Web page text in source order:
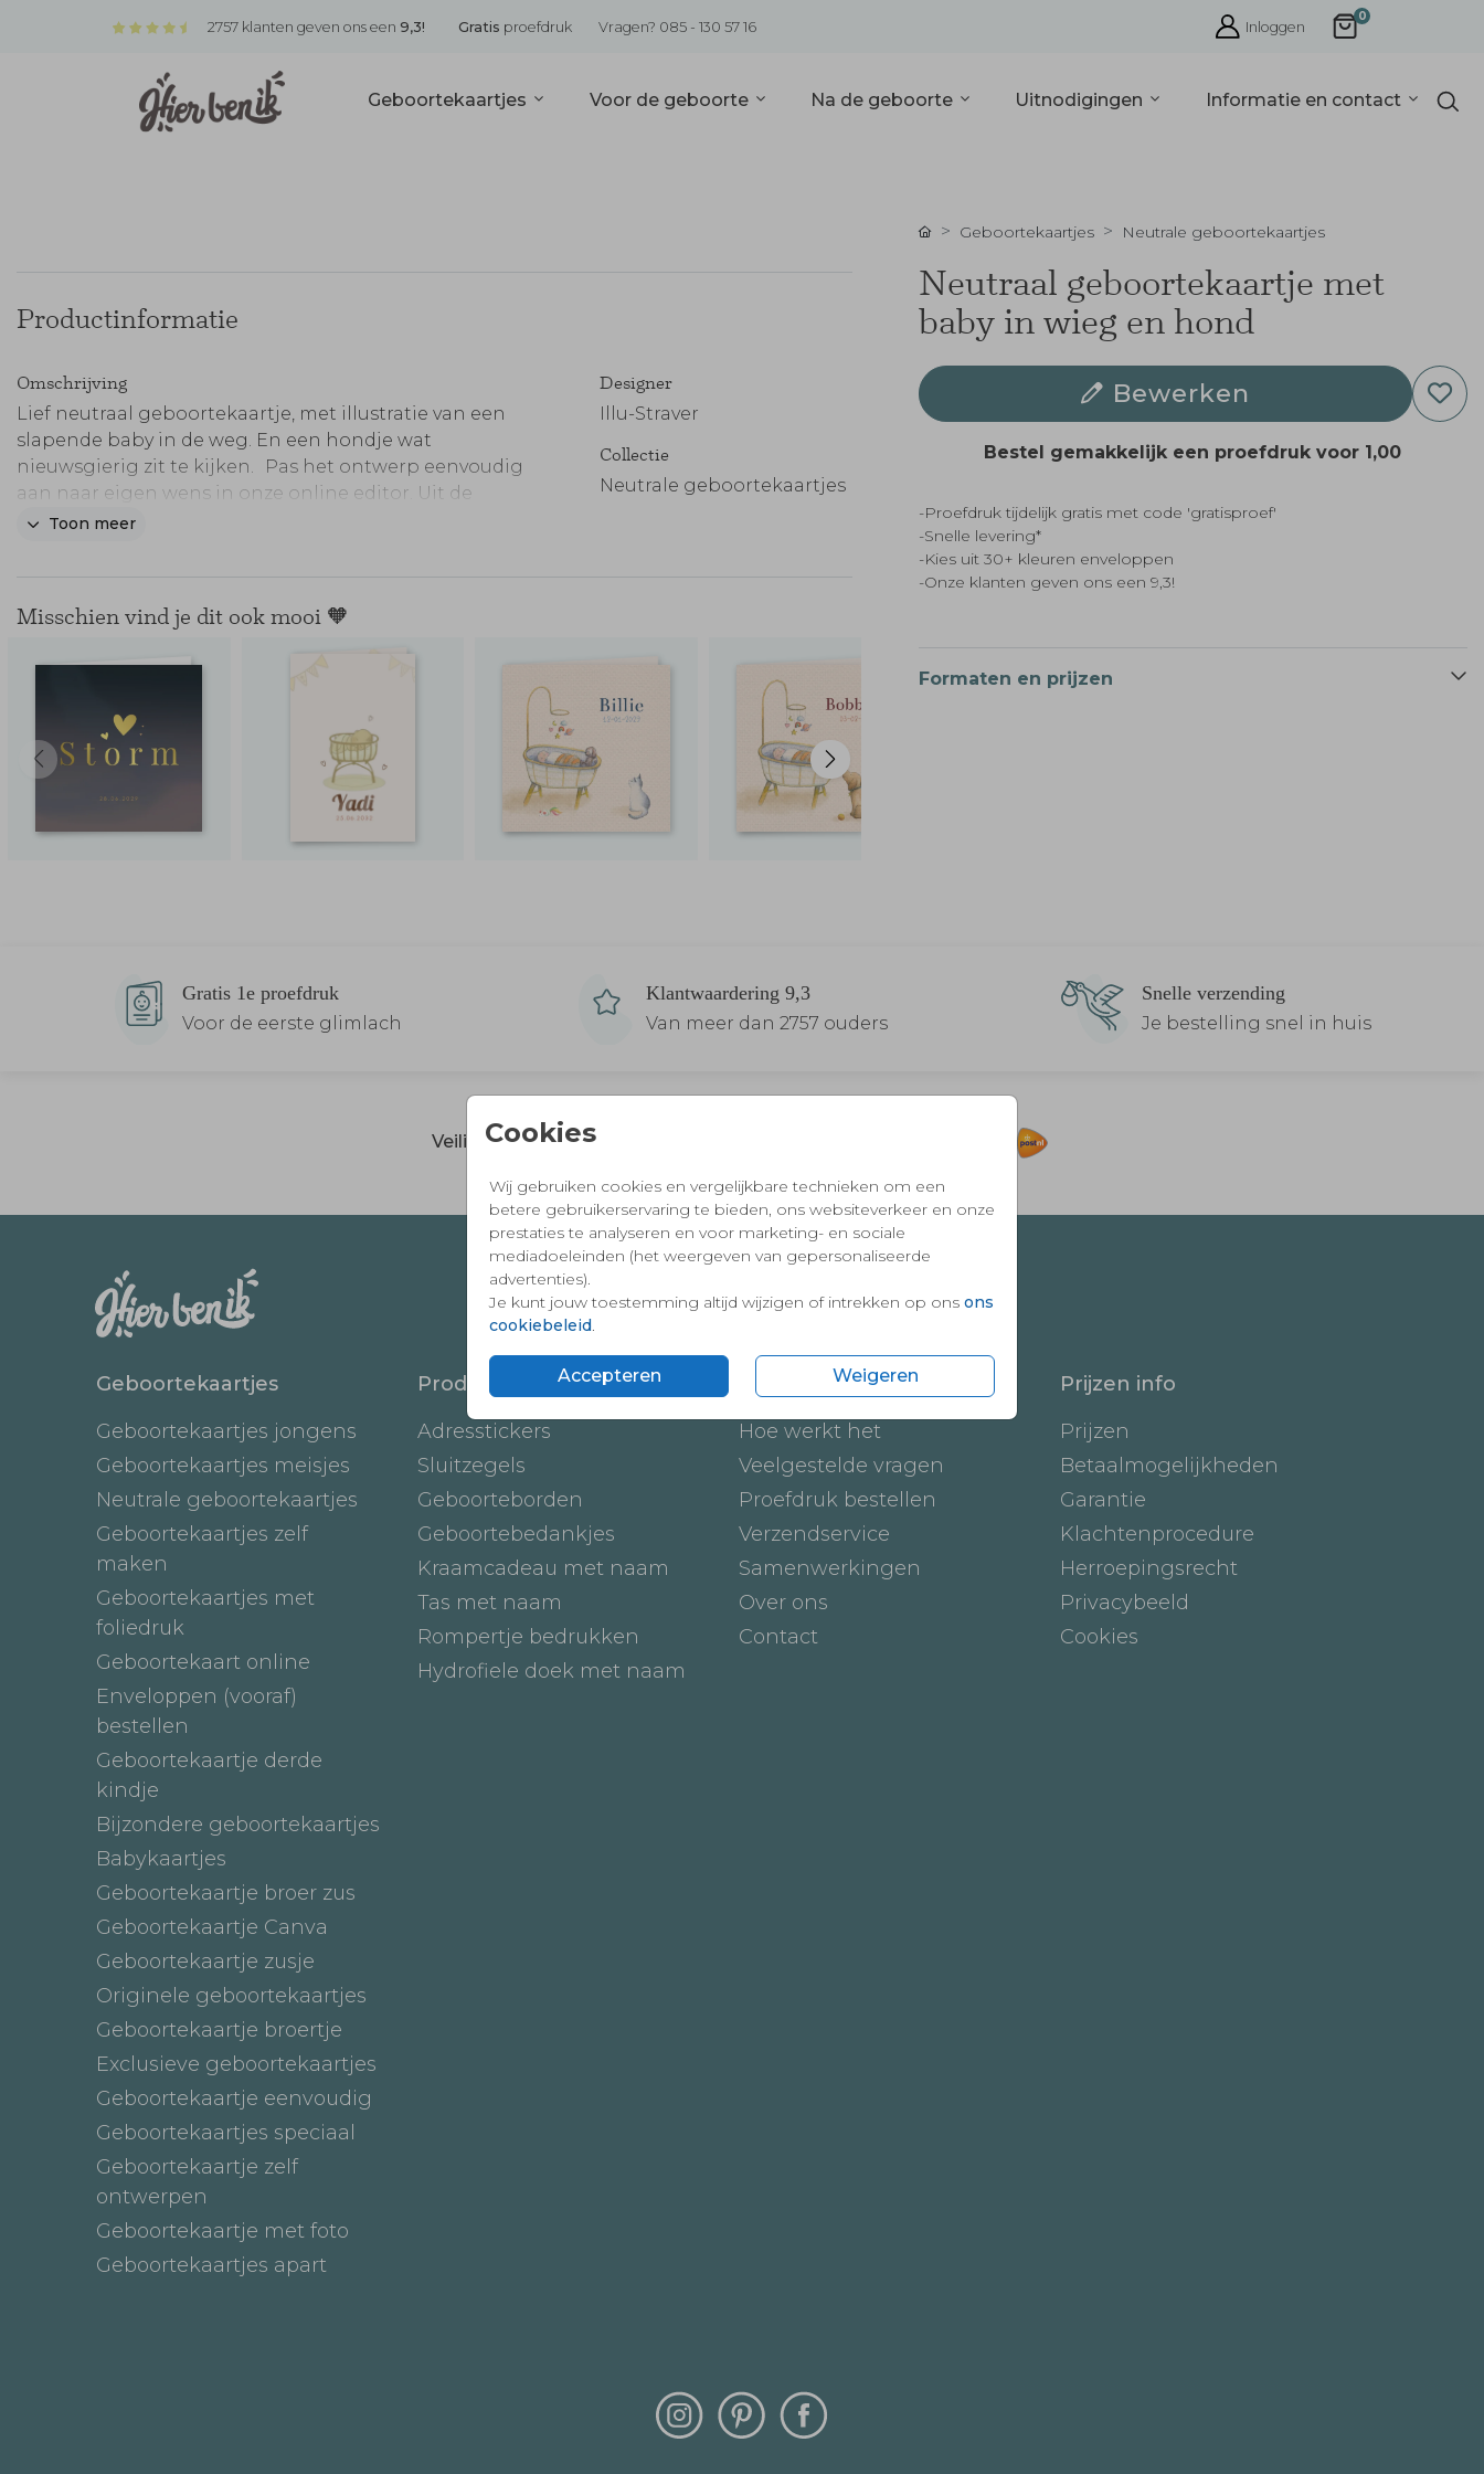
2757 klanten geven ons een 9,3! Gratis proefdruk Vragen? 085 - 130 57 16 Inloggen
0
Geboortekaartjes Voor de geboorte Na de geboorte Uitnodigingen Informatie en contact
Cookies
Wij gebruiken cookies en vergelijkbare technieken om een
betere gebruikerservaring te bieden, ons websiteverkeer en onze
prestaties te analyseren en voor marketing- en sociale
mediadoeleinden (het weergeven van gepersonaliseerde
advertenties).
Je kunt jouw toestemming altijd wijzigen of intrekken op ons ons
cookiebeleid
Accepteren Weigeren
Productinformatie
Omschrijving
Lief neutraal geboortekaartje, met illustratie van een
slapende baby in de weg. En een hondje wat
nieuwsgierig zit te kijken. Pas het ontwerp eenvoudig
aan naar eigen wens in onze online editor. Uit de
speciale huisdieren collectie 'Thuis is met jou 🐾.
Toon meer
Designer
Illu-Straver
Collectie
Neutrale geboortekaartjes
Misschien vind je dit ook mooi 🧡
Geboortekaartjes Neutrale geboortekaartjes
Neutraal geboortekaartje met
baby in wieg en hond
Bewerken
Bestel gemakkelijk een proefdruk voor 1,00
-Proefdruk tijdelijk gratis met code 'gratisproef'
-Snelle levering*
-Kies uit 30+ kleuren enveloppen
-Onze klanten geven ons een 9,3!
Formaten en prijzen
Gratis 1e proefdruk
Voor de eerste glimlach
Klantwaardering 9,3
Van meer dan 2757 ouders
Snelle verzending
Je bestelling snel in huis
Veilig en vertrouwd winkelen en betalen
Geboortekaartjes
Geboortekaartjes jongens
Geboortekaartjes meisjes
Neutrale geboortekaartjes
Geboortekaartjes zelf
maken
Geboortekaartjes met
foliedruk
Geboortekaart online
Enveloppen (vooraf)
bestellen
Geboortekaartje derde
kindje
Bijzondere geboortekaartjes
Babykaartjes
Geboortekaartje broer zus
Geboortekaartje Canva
Geboortekaartje zusje
Originele geboortekaartjes
Geboortekaartje broertje
Exclusieve geboortekaartjes
Geboortekaartje eenvoudig
Geboortekaartjes speciaal
Geboortekaartje zelf
ontwerpen
Geboortekaartje met foto
Geboortekaartjes apart
Producten
Adresstickers
Sluitzegels
Geboorteborden
Geboortebedankjes
Kraamcadeau met naam
Tas met naam
Rompertje bedrukken
Hydrofiele doek met naam
Onze service
Hoe werkt het
Veelgestelde vragen
Proefdruk bestellen
Verzendservice
Samenwerkingen
Over ons
Contact
Prijzen info
Prijzen
Betaalmogelijkheden
Garantie
Klachtenprocedure
Herroepingsrecht
Privacybeeld
Cookies